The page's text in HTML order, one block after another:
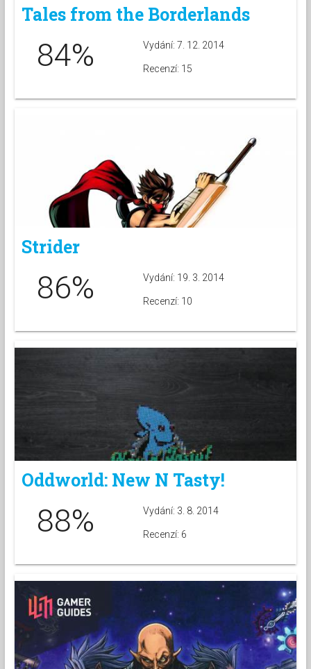
Tales from the Borderlands
84% Vydání: 7. 12. 2014
Recenzí: 15
Strider
86% Vydání: 19. 3. 2014
Recenzí: 10
Oddworld: New N Tasty!
88% Vydání: 3. 8. 2014
Recenzí: 6